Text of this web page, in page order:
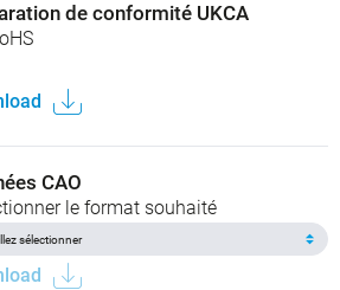
de conformité UKCA
CAO
le format souhaité